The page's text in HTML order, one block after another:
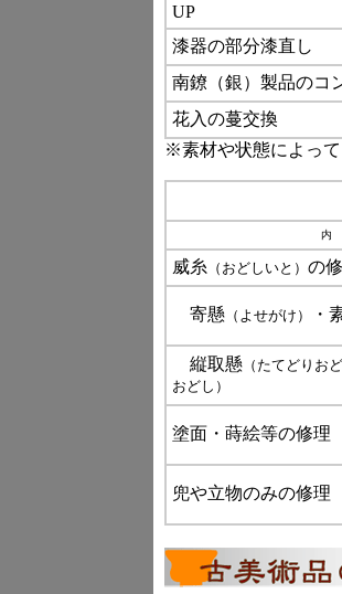
UP
漆器の部分漆直し
南鐐（銀）製品のコ
花入の蔓交換
※素材や状態によっ
内
威糸 （おどしいと） の
寄懸 （よせがけ） ・
縦取懸 （たてどりお
おどし）
塗面・蒔絵等の修理
兜や立物のみの修理